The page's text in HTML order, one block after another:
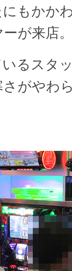
もかか
が来店
るスタ
がやわ